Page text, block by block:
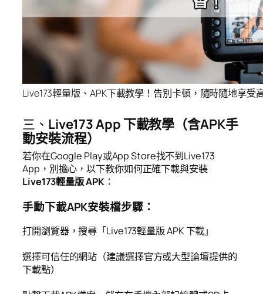
Live173輕量版、APK下載教學！告別卡頓，隨時隨地享受
三、 Live173 App 下載教學（含APK手
動安裝流程）
若你在Google Play或App Store找不到Live173
App，別擔心，以下教你如何正確下載與安裝
Live173輕量版 APK：
手動下載APK安裝檔步驟：
打開瀏覽器，搜尋「Live173輕量版 APK 下載」
選擇可信任的網站（建議選擇官方或大型論壇提供的
下載點）